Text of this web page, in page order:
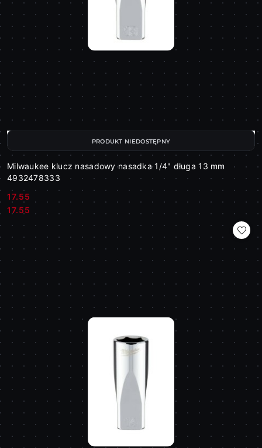
Milwaukee klucz nasadowy nasadka 1/4" długa 13 mm
4932478333
Cena:
17.55
Cena:
17.55
PRODUKT NIEDOSTĘPNY